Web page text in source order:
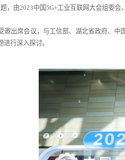
，由2023中国5G+工业互联网大会组委
邀出席会议，与工信部、湖北省政府、
进行深入探讨。